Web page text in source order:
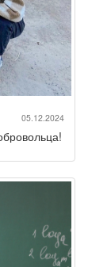
05.12.2024